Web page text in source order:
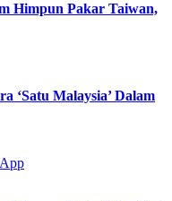
Himpun Pakar Taiwan,
‘Satu Malaysia’ Dalam